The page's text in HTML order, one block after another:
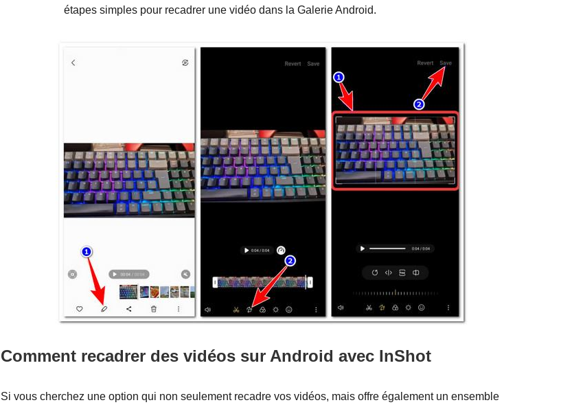
étapes simples pour recadrer une vidéo dans la Galerie Android.
Comment recadrer des vidéos sur Android avec InShot
Si vous cherchez une option qui non seulement recadre vos vidéos, mais offre également un ensemble